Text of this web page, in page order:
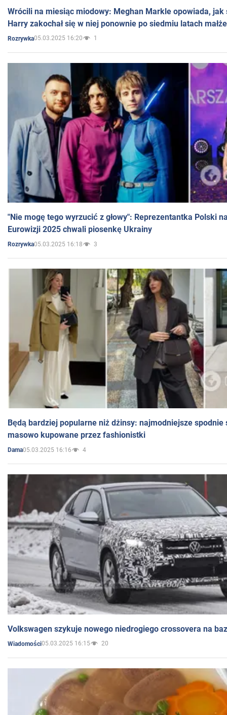
Wrócili na miesiąc miodowy: Meghan Markle opowiada, jak
Harry zakochał się w niej ponownie po siedmiu latach
Rozrywka05.03.2025 16:20 1
"Nie mogę tego wyrzucić z głowy": Reprezentantka Polski
Eurowizji 2025 chwali piosenkę Ukrainy
Rozrywka05.03.2025 16:18 3
Będą bardziej popularne niż dżinsy: najmodniejsze spodnie
masowo kupowane przez fashionistki
Dama05.03.2025 16:16 4
Volkswagen szykuje nowego niedrogiego crossovera na
Wiadomości05.03.2025 16:15 20